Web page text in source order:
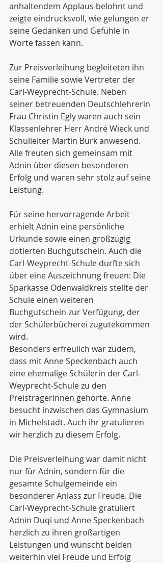
anhaltendem Applaus belohnt und
zeigte eindrucksvoll, wie gelungen er
seine Gedanken und Gefühle in
Worte fassen kann.
Zur Preisverleihung begleiteten ihn
seine Familie sowie Vertreter der
Carl-Weyprecht-Schule. Neben
seiner betreuenden Deutschlehrerin
Frau Christin Egly waren auch sein
Klassenlehrer Herr André Wieck und
Schulleiter Martin Burk anwesend.
Alle freuten sich gemeinsam mit
Adnin über diesen besonderen
Erfolg und waren sehr stolz auf seine
Leistung.
Für seine hervorragende Arbeit
erhielt Adnin eine persönliche
Urkunde sowie einen großzügig
dotierten Buchgutschein. Auch die
Carl-Weyprecht-Schule durfte sich
über eine Auszeichnung freuen: Die
Sparkasse Odenwaldkreis stellte der
Schule einen weiteren
Buchgutschein zur Verfügung, der
der Schülerbücherei zugutekommen
wird.
Besonders erfreulich war zudem,
dass mit Anne Speckenbach auch
eine ehemalige Schülerin der Carl-
Weyprecht-Schule zu den
Preisträgerinnen gehörte. Anne
besucht inzwischen das Gymnasium
in Michelstadt. Auch ihr gratulieren
wir herzlich zu diesem Erfolg.
Die Preisverleihung war damit nicht
nur für Adnin, sondern für die
gesamte Schulgemeinde ein
besonderer Anlass zur Freude. Die
Carl-Weyprecht-Schule gratuliert
Adnin Duqi und Anne Speckenbach
herzlich zu ihren großartigen
Leistungen und wünscht beiden
weiterhin viel Freude und Erfolg